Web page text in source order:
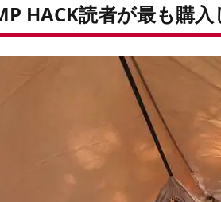
HACK読者が最も購